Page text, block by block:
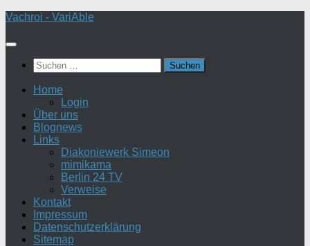
Zum
springen
Vachroi - VariAble
Suchen
nach:
Home
Login
Über uns
Blognews
Links
Diakoniewerk Simeon
mimikama
Berlin 24 TV
Verweise
Kontakt
Impressum
Datenschutzerklärung
Sitemap